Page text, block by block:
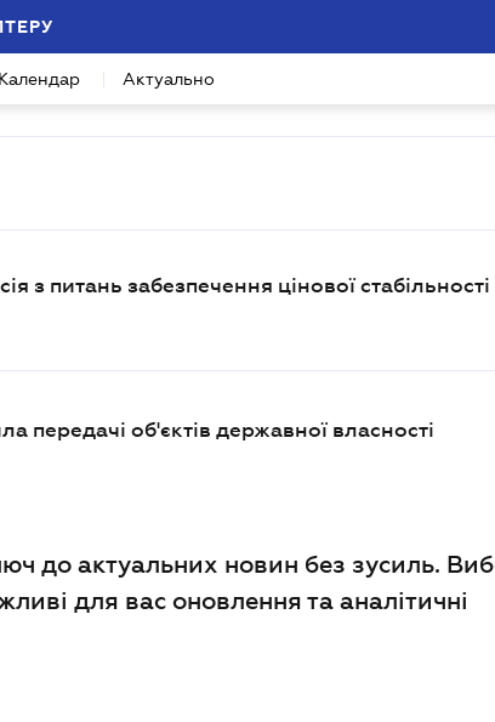
Календар Актуально
з питань забезпечення цінової стабільності
передачі об'єктів державної власності
до актуальних новин без зусиль.
для вас оновлення та аналітичні